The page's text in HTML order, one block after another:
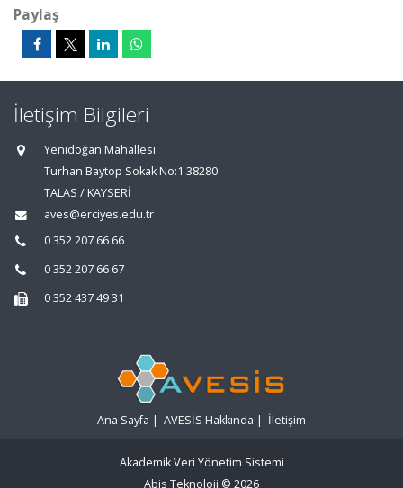
Paylaş
İletişim Bilgileri
Yenidoğan Mahallesi
Turhan Baytop Sokak No:1 38280
TALAS / KAYSERİ
aves@erciyes.edu.tr
0 352 207 66 66
0 352 207 66 67
0 352 437 49 31
Ana Sayfa | AVESİS Hakkında | İletişim
Akademik Veri Yönetim Sistemi
Abis Teknoloji © 2026